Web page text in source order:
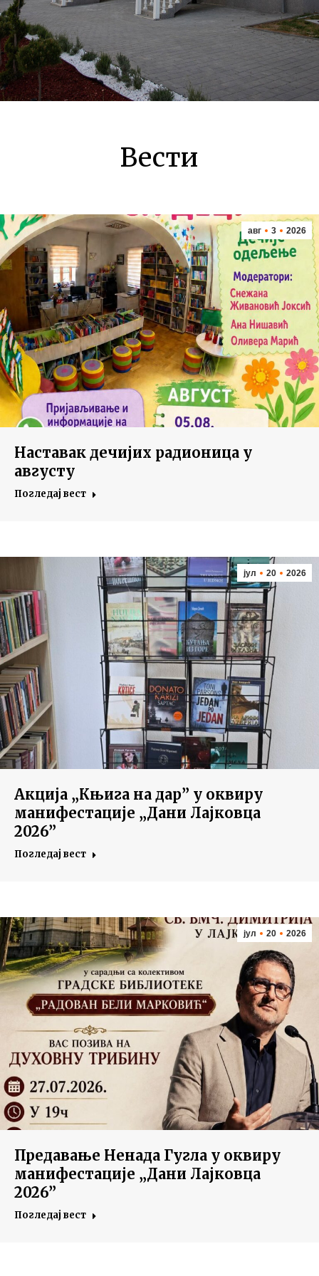
Вести
авг 3 2026
Наставак дечијих радионица у
августу
Погледај вест
јул 20 2026
Акција „Књига на дар” у оквиру
манифестације „Дани Лајковца
2026”
Погледај вест
јул 20 2026
Предавање Ненада Гугла у оквиру
манифестације „Дани Лајковца
2026”
Погледај вест